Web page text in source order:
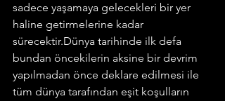
sadece yaşamaya gelecekleri bir yer
haline getirmelerine kadar
sürecektir.Dünya tarihinde ilk defa
bundan öncekilerin aksine bir devrim
yapılmadan önce deklare edilmesi ile
tüm dünya tarafından eşit koşulların